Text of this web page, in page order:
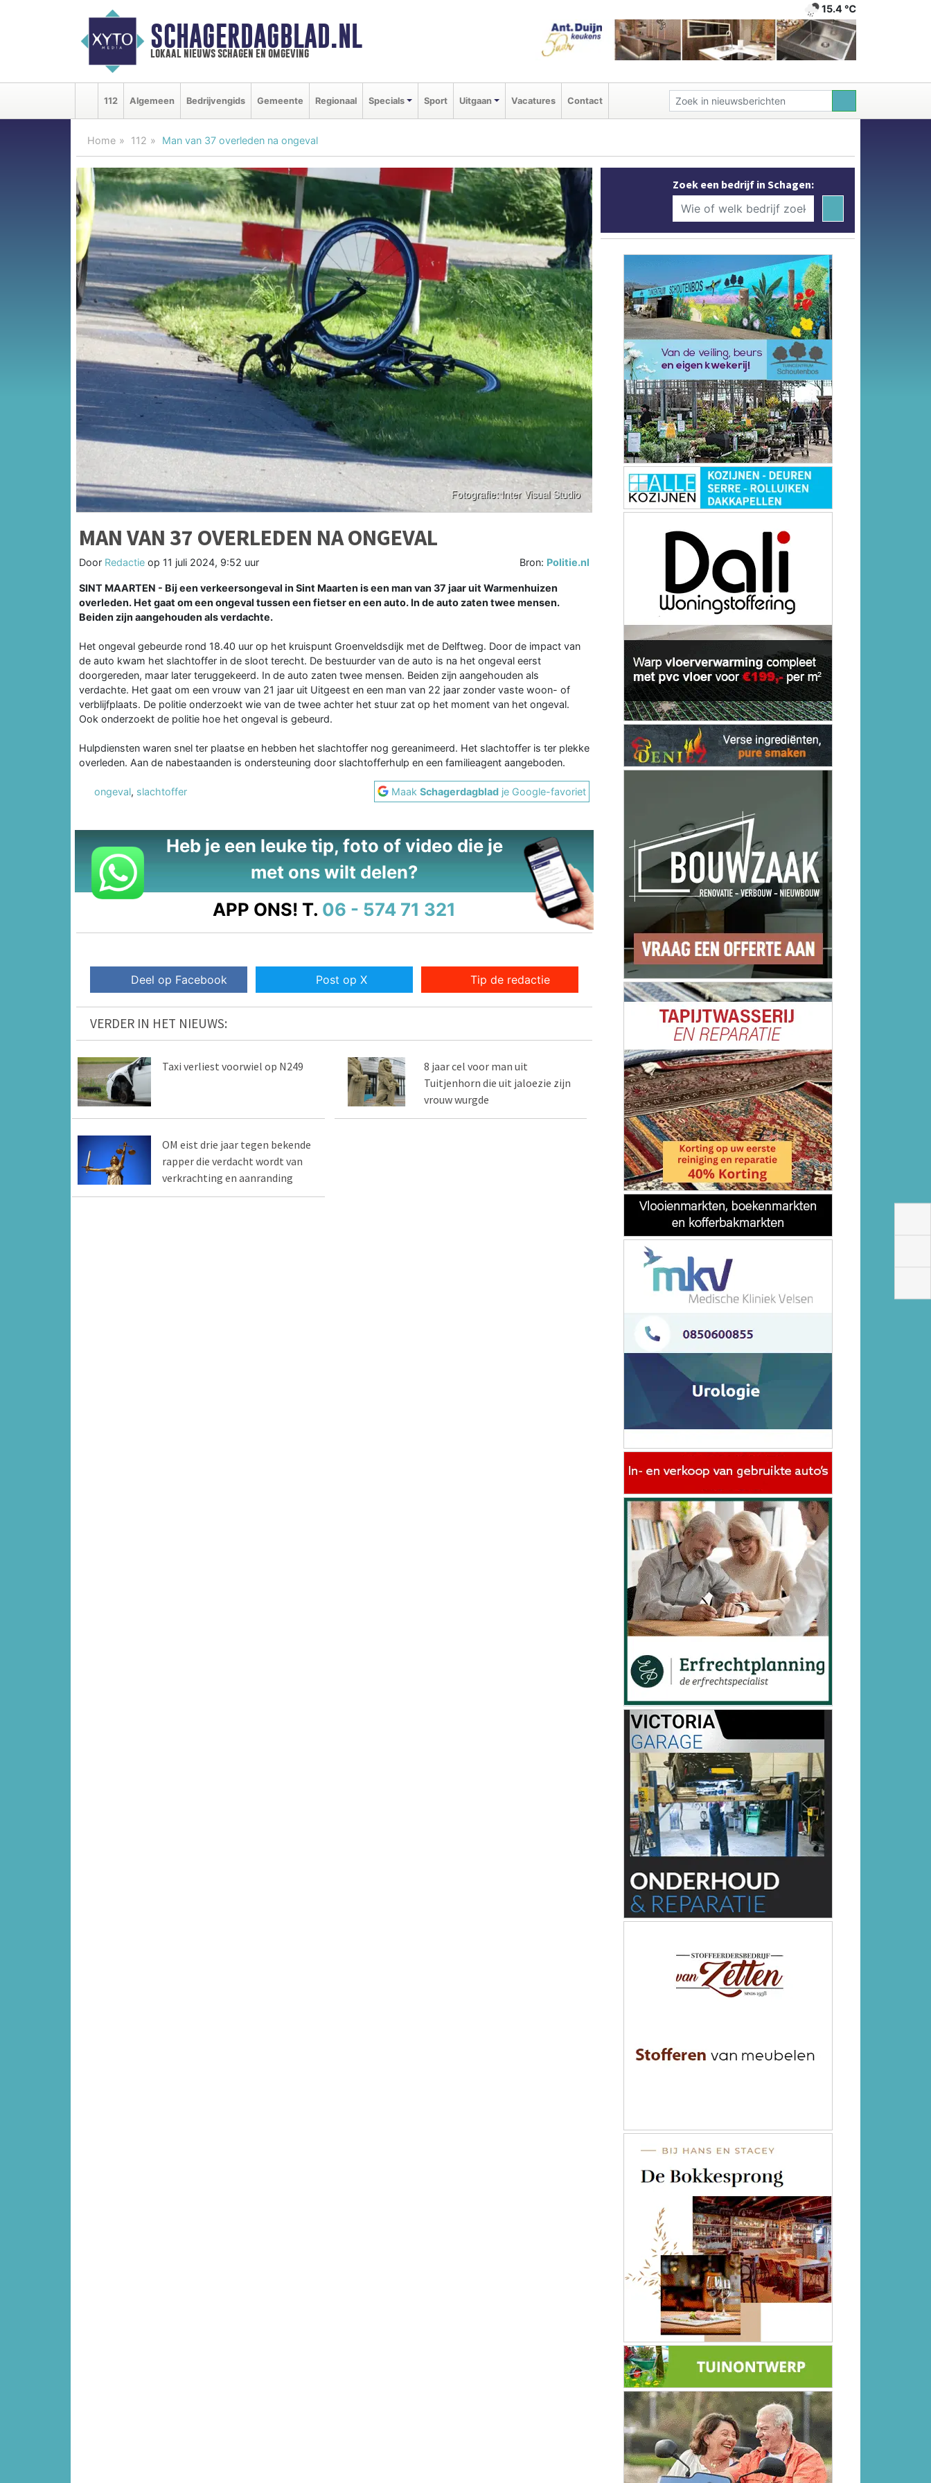
SCHAGERDAGBLAD.NL
lokaal nieuws schagen en omgeving
15.4 ℃
112 Algemeen Bedrijvengids Gemeente Regionaal Specials Sport Uitgaan Vacatures Contact
Home 112 Man van 37 overleden na ongeval
MAN VAN 37 OVERLEDEN NA ONGEVAL
Door Redactie op 11 juli 2024, 9:52 uur Bron: Politie.nl
SINT MAARTEN - Bij een verkeersongeval in Sint Maarten is een man van 37 jaar uit Warmenhuizen
overleden. Het gaat om een ongeval tussen een fietser en een auto. In de auto zaten twee mensen.
Beiden zijn aangehouden als verdachte.
Het ongeval gebeurde rond 18.40 uur op het kruispunt Groenveldsdijk met de Delftweg. Door de impact van
de auto kwam het slachtoffer in de sloot terecht. De bestuurder van de auto is na het ongeval eerst
doorgereden, maar later teruggekeerd. In de auto zaten twee mensen. Beiden zijn aangehouden als
verdachte. Het gaat om een vrouw van 21 jaar uit Uitgeest en een man van 22 jaar zonder vaste woon- of
verblijfplaats. De politie onderzoekt wie van de twee achter het stuur zat op het moment van het ongeval.
Ook onderzoekt de politie hoe het ongeval is gebeurd.
Hulpdiensten waren snel ter plaatse en hebben het slachtoffer nog gereanimeerd. Het slachtoffer is ter plekke
overleden. Aan de nabestaanden is ondersteuning door slachtofferhulp en een familieagent aangeboden.
ongeval, slachtoffer MaakSchagerdagblad je Google-favoriet
Heb je een leuke tip, foto of video die je
met ons wilt delen?
APP ONS! T. 06 - 574 71 321
Deel op Facebook Post op X Tip de redactie
VERDER IN HET NIEUWS:
Taxi verliest voorwiel op N249
8 jaar cel voor man uit
Tuitjenhorn die uit jaloezie zijn
vrouw wurgde
OM eist drie jaar tegen bekende
rapper die verdacht wordt van
verkrachting en aanranding
Zoek een bedrijf in Schagen: